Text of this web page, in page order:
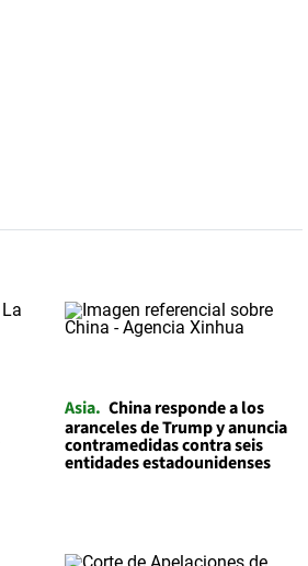
Asia China responde a los
aranceles de Trump y anuncia
contramedidas contra seis
entidades estadounidenses